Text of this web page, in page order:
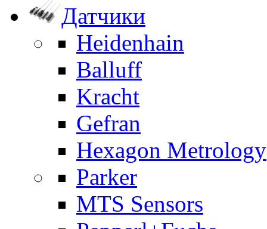
Датчики
Heidenhain
Balluff
Kracht
Gefran
Hexagon Metrology
Parker
MTS Sensors